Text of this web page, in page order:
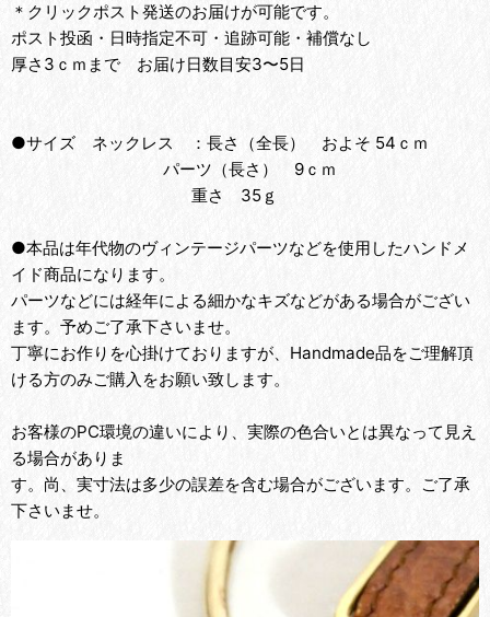
＊クリックポスト発送のお届けが可能です。
ポスト投函・日時指定不可・追跡可能・補償なし
厚さ3ｃｍまで お届け日数目安3〜5日
●サイズ ネックレス ：長さ（全長） およそ 54ｃｍ
パーツ（長さ） 9ｃｍ
重さ 35ｇ
●本品は年代物のヴィンテージパーツなどを使用したハンドメ
イド商品になります。
パーツなどには経年による細かなキズなどがある場合がござい
ます。予めご了承下さいませ。
丁寧にお作りを心掛けておりますが、Handmade品をご理解頂
ける方のみご購入をお願い致します。
お客様のPC環境の違いにより、実際の色合いとは異なって見え
る場合がありま
す。尚、実寸法は多少の誤差を含む場合がございます。ご了承
下さいませ。